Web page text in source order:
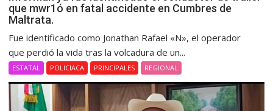
que mwr1ó en fatal accidente en Cumbres de
Maltrata.
Fue identificado como Jonathan Rafael «N», el operador
que perdió la vida tras la volcadura de un...
ESTATAL POLICIACA PRINCIPALES REGIONAL